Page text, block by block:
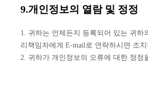
9.개인정보의 열람 및 정정
1. 귀하는 언제든지 등록되어 있는 귀
리책임자에게 E-mail로 연락하시면 조
2. 귀하가 개인정보의 오류에 대한 정